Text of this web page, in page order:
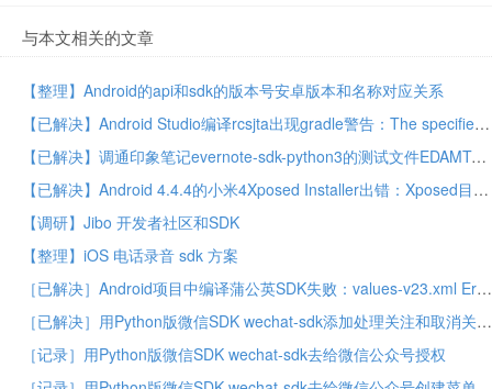
与本文相关的文章
【整理】Android的api和sdk的版本号安卓版本和名称对应关系
【已解决】Android Studio编译rcsjta出现gradle警告：The specified Android SDK Build Tools version is ignored
【已解决】调通印象笔记evernote-sdk-python3的测试文件EDAMTest.py
【已解决】Android 4.4.4的小米4Xposed Installer出错：Xposed目前不兼容Android SDK版本19或您的处理器架构armeabi-v7a
【调研】Jibo 开发者社区和SDK
【整理】iOS 电话录音 sdk 方案
［已解决］Android项目中编译蒲公英SDK失败：values-v23.xml Error retrieving parent for item No resource found that matches the given name
［已解决］用Python版微信SDK wechat-sdk添加处理关注和取消关注公众号的事件
［记录］用Python版微信SDK wechat-sdk去给微信公众号授权